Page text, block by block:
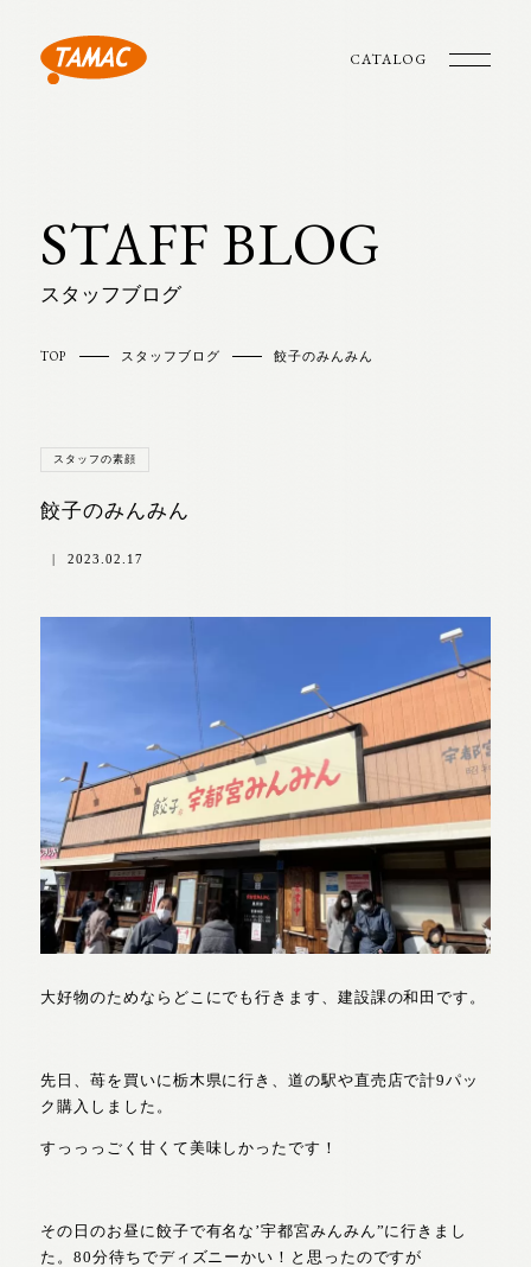
CATALOG
STAFF BLOG
スタッフブログ
TOP スタッフブログ 餃子のみんみん
スタッフの素顔
餃子のみんみん
| 2023.02.17
大好物のためならどこにでも行きます、建設課の和田です。
先日、苺を買いに栃木県に行き、道の駅や直売店で計9パッ
ク購入しました。
すっっっごく甘くて美味しかったです！
その日のお昼に餃子で有名な’宇都宮みんみん”に行きまし
た。80分待ちでディズニーかい！と思ったのですが